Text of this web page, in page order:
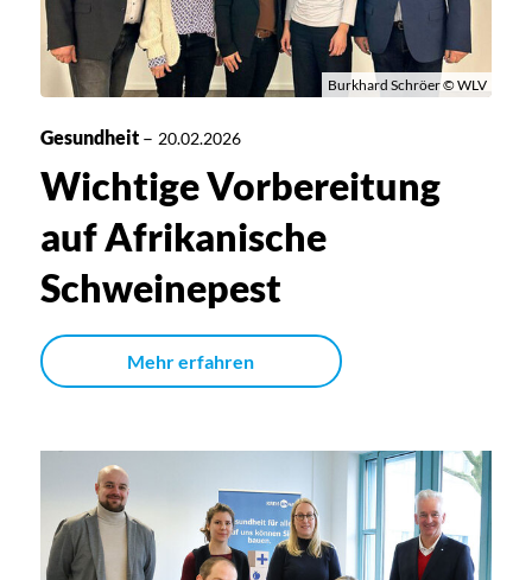
Burkhard Schröer © WLV
Gesundheit– 20.02.2026
Wichtige Vorbereitung
auf Afrikanische
Schweinepest
Mehr erfahren